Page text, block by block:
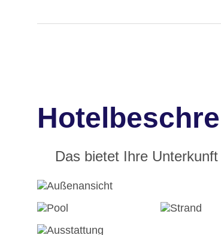
Das bietet Ihre Unterkunft